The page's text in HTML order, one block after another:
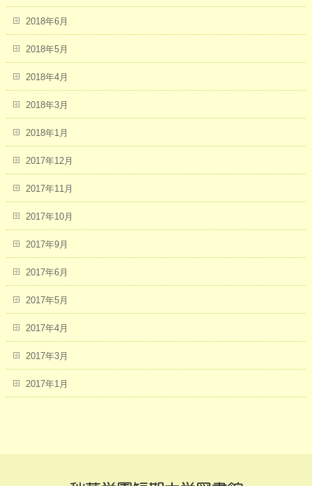
2018年6月
2018年5月
2018年4月
2018年3月
2018年1月
2017年12月
2017年11月
2017年10月
2017年9月
2017年6月
2017年5月
2017年4月
2017年3月
2017年1月